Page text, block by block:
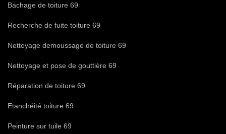
Bachage de toiture 69
Recherche de fuite toiture 69
Nettoyage demoussage de toiture 69
Nettoyage et pose de gouttière 69
Réparation de toiture 69
Etanchéité toiture 69
Peinture sur tuile 69